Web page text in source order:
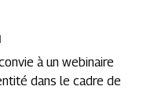
à un webinaire
dans le cadre de